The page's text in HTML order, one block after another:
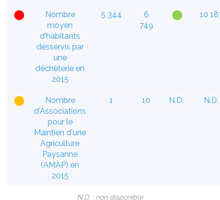
Nombre
moyen
d'habitants
desservis par
une
déchèterie en
2015
5 344
6
749
10
Nombre
d'Associations
pour le
Maintien d'une
Agriculture
Paysanne
(AMAP) en
2015
1 10 N.D. N.D.
N.D. : non disponible